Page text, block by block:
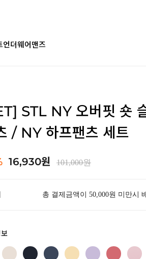
언더웨어맨즈
STL NY 오버핏 숏
/ NY 하프팬츠 세트
16,930원 101,000원
총 결제금액이 50,000원 미만시